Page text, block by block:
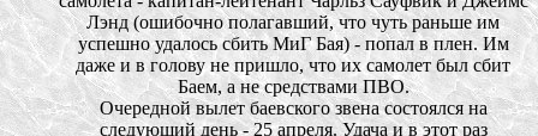
Лэнд (ошибочно полагавший, что чуть раньше им
успешно удалось сбить МиГ Бая) - попал в плен. Им
даже и в голову не пришло, что их самолет был сбит
Баем, а не средствами ПВО.
Очередной вылет баевского звена состоялся на
следующий день - 25 апреля. Удача и в этот раз